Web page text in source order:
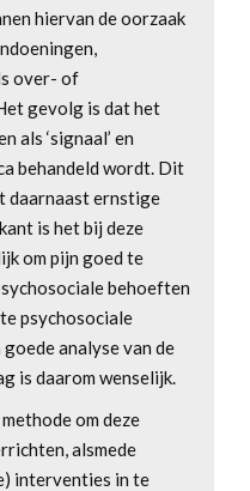
hiervan de oorzaak
over- of
gevolg is dat het
als ‘signaal’ en
behandeld wordt. Dit
daarnaast ernstige
is het bij deze
om pijn goed te
behoeften
psychosociale
analyse van de
is daarom wenselijk.
om deze
alsmede
interventies in te